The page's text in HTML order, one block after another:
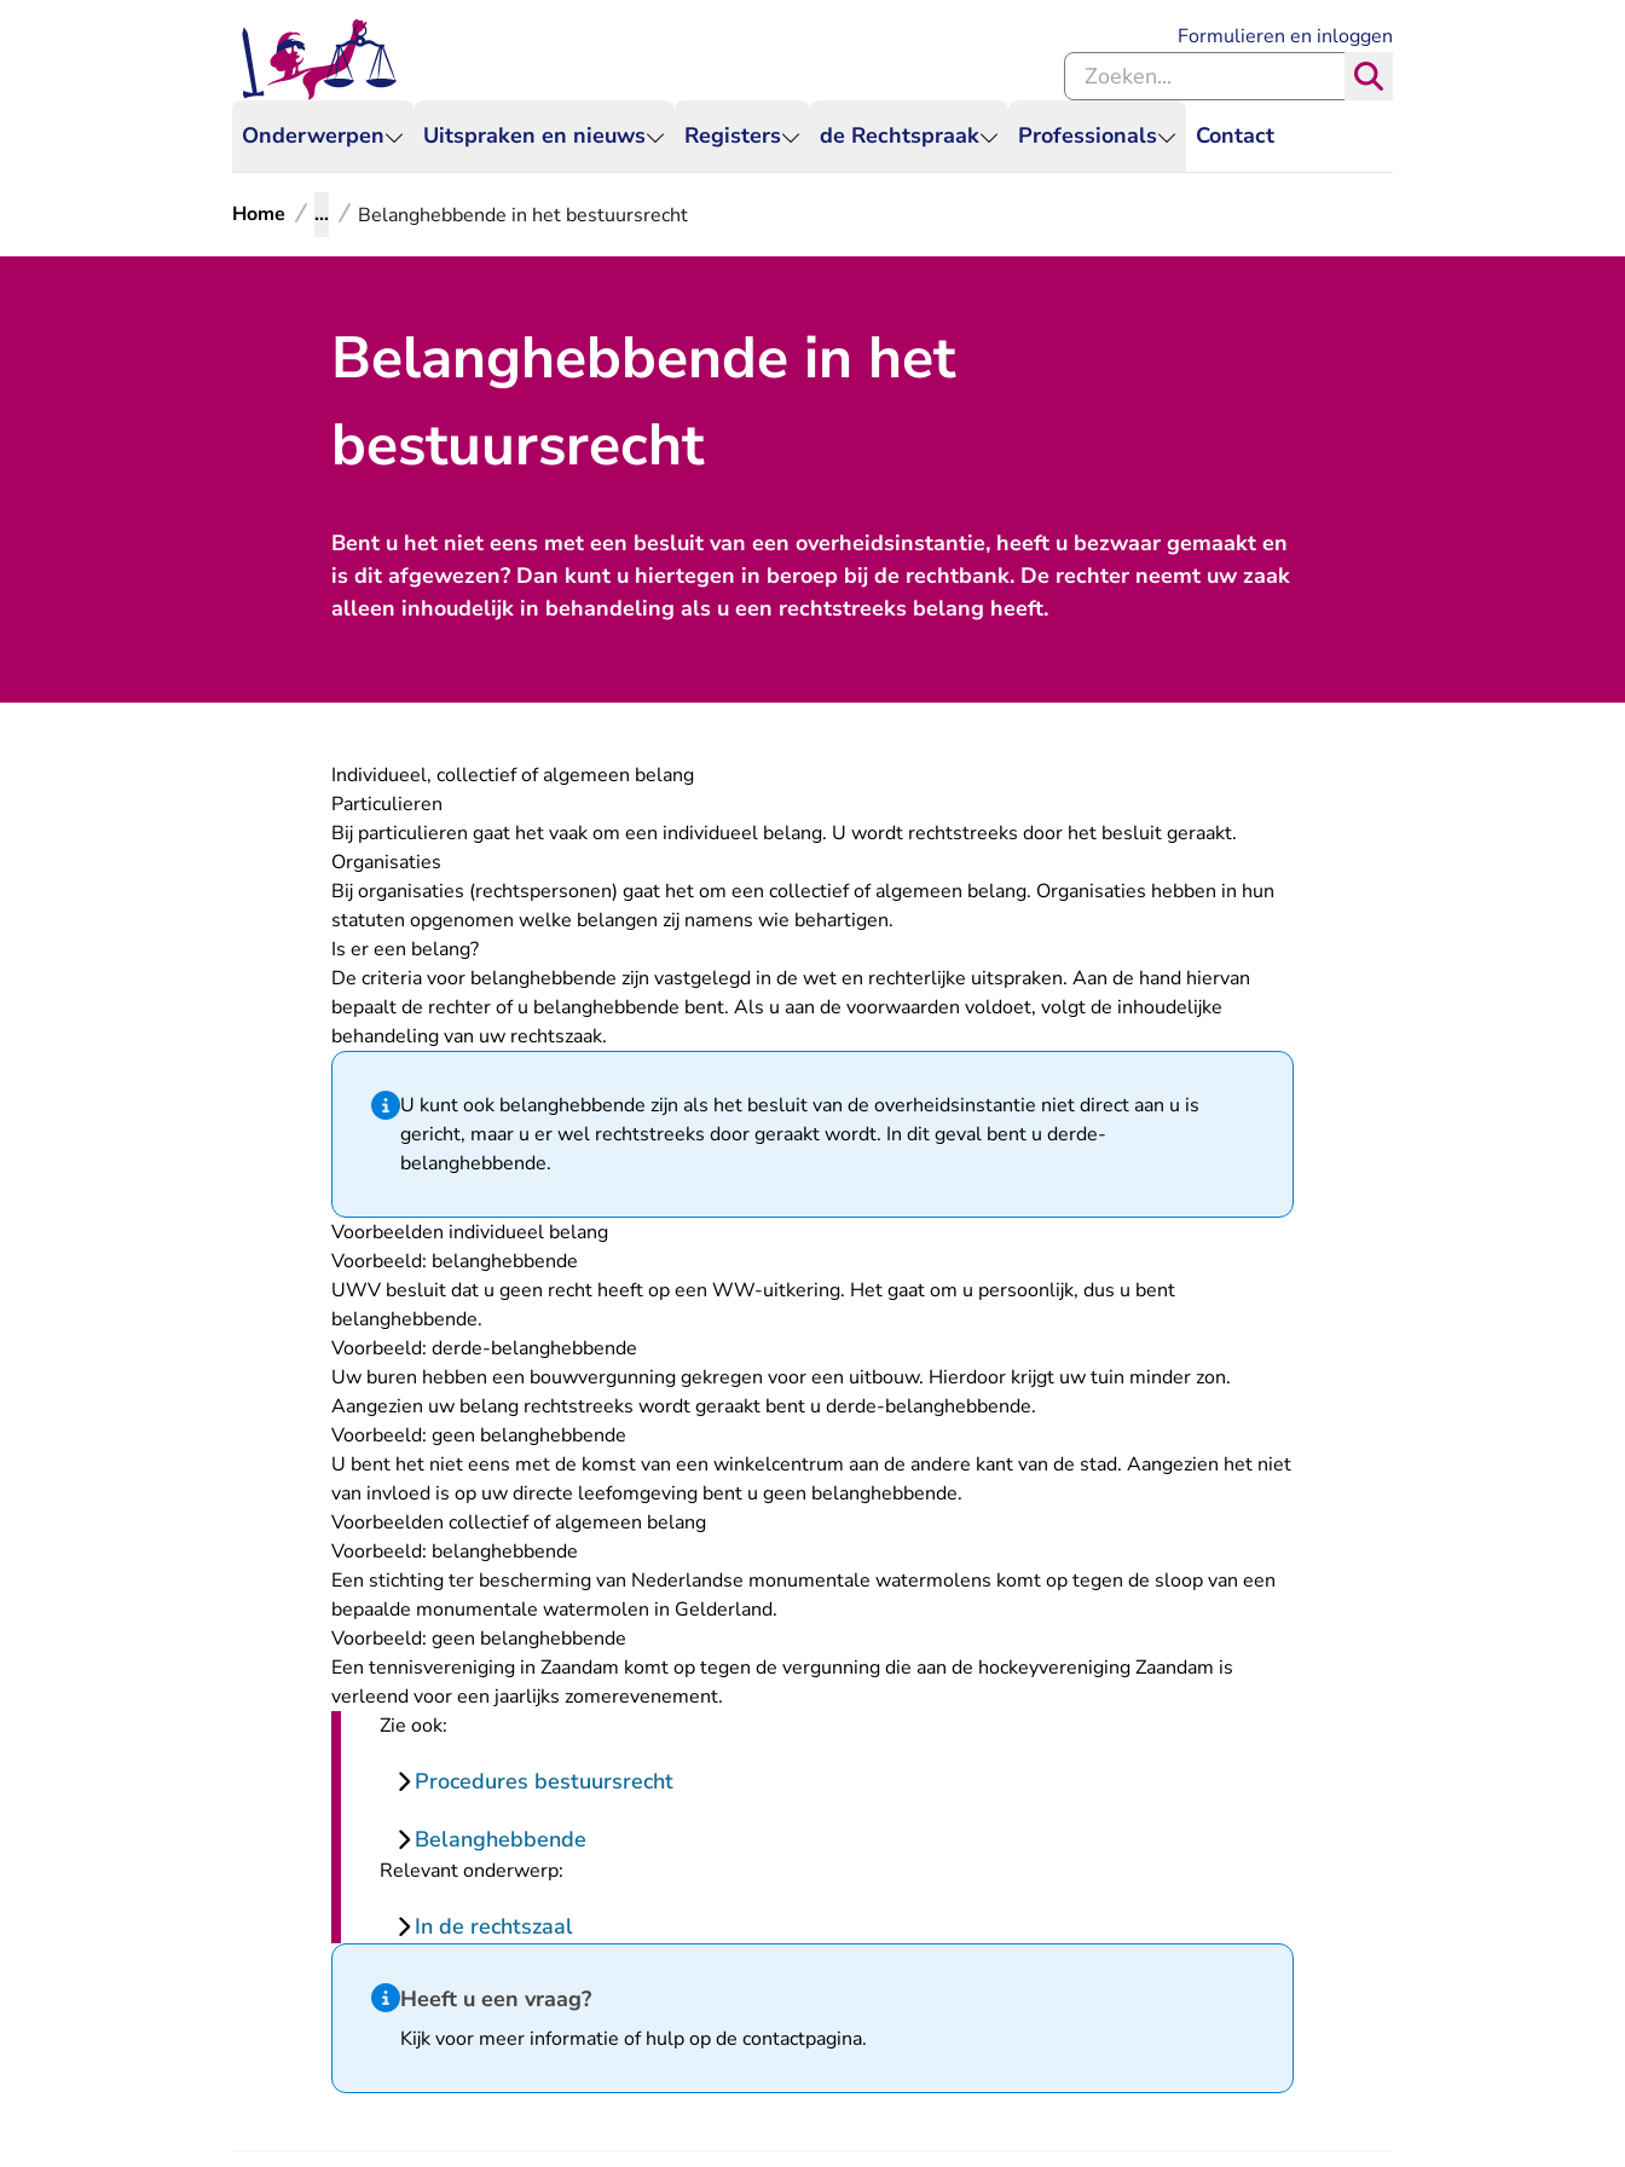
Onderwerpen Uitspraken en nieuws Registers de Rechtspraak Professionals Contact
Formulieren en inloggen
Zoeken binnen de Rechtspraak
Home ... Belanghebbende in het bestuursrecht
Belanghebbende in het
bestuursrecht
Bent u het niet eens met een besluit van een overheidsinstantie, heeft u bezwaar gemaakt en
is dit afgewezen? Dan kunt u hiertegen in beroep bij de rechtbank. De rechter neemt uw zaak
alleen inhoudelijk in behandeling als u een rechtstreeks belang heeft.
Individueel, collectief of algemeen belang
Particulieren
Bij particulieren gaat het vaak om een individueel belang. U wordt rechtstreeks door het besluit geraakt.
Organisaties
Bij organisaties (rechtspersonen) gaat het om een collectief of algemeen belang. Organisaties hebben in hun
statuten opgenomen welke belangen zij namens wie behartigen.
Is er een belang?
De criteria voor belanghebbende zijn vastgelegd in de wet en rechterlijke uitspraken. Aan de hand hiervan
bepaalt de rechter of u belanghebbende bent. Als u aan de voorwaarden voldoet, volgt de inhoudelijke
behandeling van uw rechtszaak.
Hint van type informatie
U kunt ook belanghebbende zijn als het besluit van de overheidsinstantie niet direct aan u is
gericht, maar u er wel rechtstreeks door geraakt wordt. In dit geval bent u derde-
belanghebbende.
Voorbeelden individueel belang
Voorbeeld: belanghebbende
UWV besluit dat u geen recht heeft op een WW-uitkering. Het gaat om u persoonlijk, dus u bent
belanghebbende.
Voorbeeld: derde-belanghebbende
Uw buren hebben een bouwvergunning gekregen voor een uitbouw. Hierdoor krijgt uw tuin minder zon.
Aangezien uw belang rechtstreeks wordt geraakt bent u derde-belanghebbende.
Voorbeeld: geen belanghebbende
U bent het niet eens met de komst van een winkelcentrum aan de andere kant van de stad. Aangezien het niet
van invloed is op uw directe leefomgeving bent u geen belanghebbende.
Voorbeelden collectief of algemeen belang
Voorbeeld: belanghebbende
Een stichting ter bescherming van Nederlandse monumentale watermolens komt op tegen de sloop van een
bepaalde monumentale watermolen in Gelderland.
Voorbeeld: geen belanghebbende
Een tennisvereniging in Zaandam komt op tegen de vergunning die aan de hockeyvereniging Zaandam is
verleend voor een jaarlijks zomerevenement.
Zie ook:
Procedures bestuursrecht
Belanghebbende
Relevant onderwerp:
In de rechtszaal
Hint van type informatie
Heeft u een vraag?
Kijk voor meer informatie of hulp op de contactpagina.